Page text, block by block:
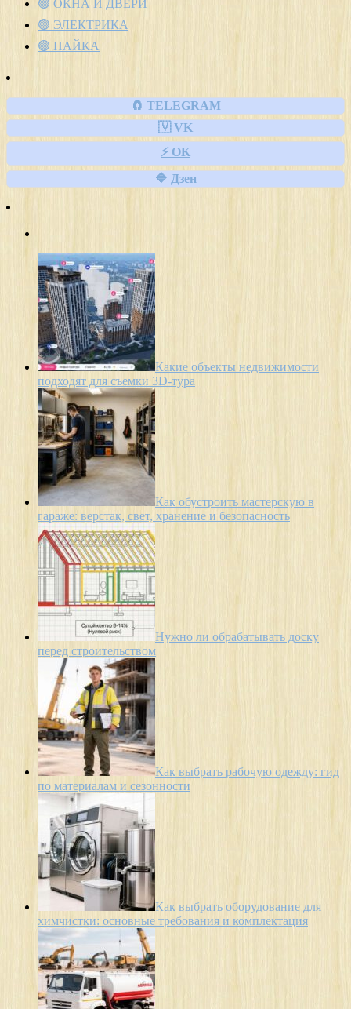
🟢 ОКНА И ДВЕРИ
🟢 ЭЛЕКТРИКА
🟢 ПАЙКА
🧲 TELEGRAM
🇻 VK
⚡ OK
🔷 Дзен
Какие объекты недвижимости
подходят для съемки 3D-тура
Как обустроить мастерскую в
гараже: верстак, свет, хранение и безопасность
Нужно ли обрабатывать доску
перед строительством
Как выбрать рабочую одежду: гид
по материалам и сезонности
Как выбрать оборудование для
химчистки: основные требования и комплектация